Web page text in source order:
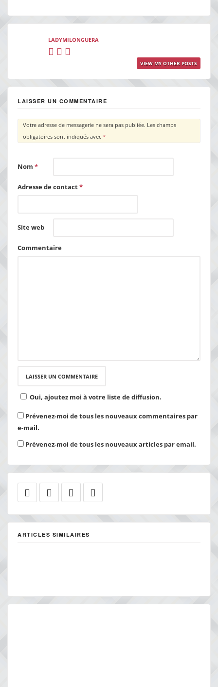
LADYMILONGUERA
VIEW MY OTHER POSTS
LAISSER UN COMMENTAIRE
Votre adresse de messagerie ne sera pas publiée. Les champs
obligatoires sont indiqués avec *
Nom *
Adresse de contact*
Site web
Commentaire
Oui, ajoutez moi à votre liste de diffusion.
Prévenez-moi de tous les nouveaux commentaires par
e-mail.
Prévenez-moi de tous les nouveaux articles par email.
ARTICLES SIMILAIRES